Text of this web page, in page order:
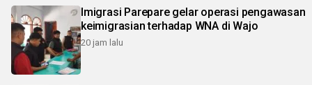
Imigrasi Parepare gelar operasi pengawasan
keimigrasian terhadap WNA di Wajo
20 jam lalu